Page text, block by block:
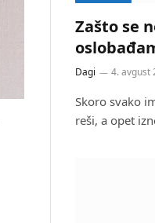
Zašto se
Dagi 4. avgust
Skoro svako
reši, a opet